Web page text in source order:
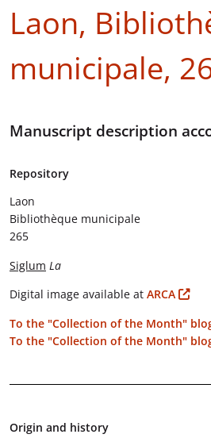
Laon,
municipale,
Manuscript description
Repository
Laon
Bibliothèque municipale
265
Siglum La
Digital image available at ARCA
To the "Collection of the Month"
To the "Collection of the Month"
Origin and history